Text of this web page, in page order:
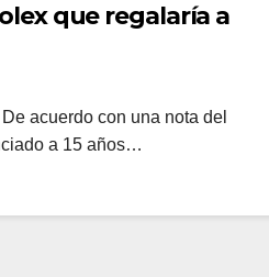
que regalaría a
acuerdo con una nota del
a 15 años…